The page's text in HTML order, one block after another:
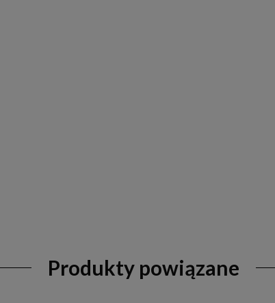
Produkty powiązane